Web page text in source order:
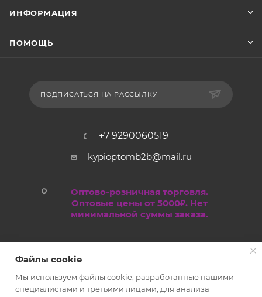
ИНФОРМАЦИЯ
ПОМОЩЬ
ПОДПИСАТЬСЯ НА РАССЫЛКУ
+7 9290060519
kypioptomb2b@mail.ru
Оптово-розничная торговля.
Оптовые цены от 5000₽. Нет
минимальной суммы заказа.
Файлы cookie
Мы используем файлы cookie, разработанные нашими
специалистами и третьими лицами, для анализа